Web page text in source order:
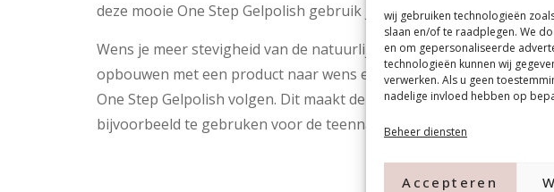
wij gebruiken technologieën
slaan en/of te raadplegen. We
en om gepersonaliseerde
technologieën kunnen wij
verwerken. Als u geen
nadelige invloed hebben op
Beheer diensten
Accepteren
deze mooie One Step Gelpolish gebruik je geen basis en geen
Wens je meer stevigheid van de natuurlijke nagels, kun je de nagels
opbouwen met een product naar wens en vervolgens de stappen
One Step Gelpolish volgen. Dit maakt deze gelpolish ideaal om
bijvoorbeeld te gebruken voor de teennagels.